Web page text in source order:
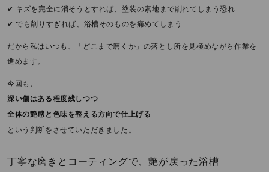
✔ キズを完全に消そうとすれば、塗装の素地まで削れてしまう恐れ
✔ でも削りすぎれば、浴槽そのものを痛めてしまう
だから私はいつも、「どこまで磨くか」の落とし所を見極めながら作業を
進めます。
今回も、
深い傷はある程度残しつつ
全体の艶感と色味を整える方向で仕上げる
という判断をさせていただきました。
丁寧な磨きとコーティングで、艶が戻った浴槽